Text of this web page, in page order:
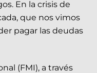
En la crisis de
que nos vimos
pagar las deudas
(FMI), a través